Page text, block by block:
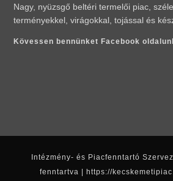
Nagy, nyüzsgő beltéri termelői piac,
terményekkel, virágokkal, tojással és
Kövessen bennünket Facebook
Intézmény- és Piacfenntartó
fenntartva | https://